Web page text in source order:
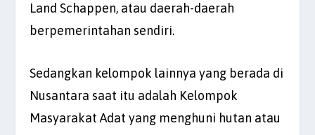
Land Schappen, atau daerah-daerah
berpemerintahan sendiri.
Sedangkan kelompok lainnya yang berada di
Nusantara saat itu adalah Kelompok
Masyarakat Adat yang menghuni hutan atau